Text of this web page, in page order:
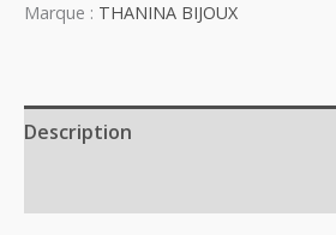
Marque : THANINA BIJOUX
Description